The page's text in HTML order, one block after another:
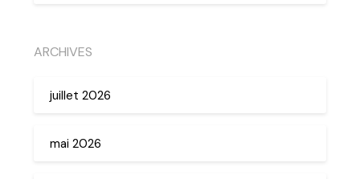
ARCHIVES
juillet 2026
mai 2026